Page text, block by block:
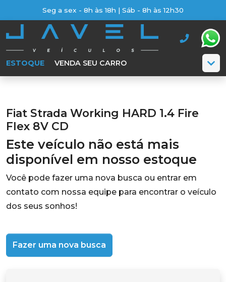
Seg a sex - 8h às 18h | Sáb - 8h às 12h30
ESTOQUE VENDA SEU CARRO
Fiat Strada Working HARD 1.4 Fire
Flex 8V CD
Este veículo não está mais
disponível em nosso estoque
Você pode fazer uma nova busca ou entrar em
contato com nossa equipe para encontrar o veículo
dos seus sonhos!
Fazer uma nova busca